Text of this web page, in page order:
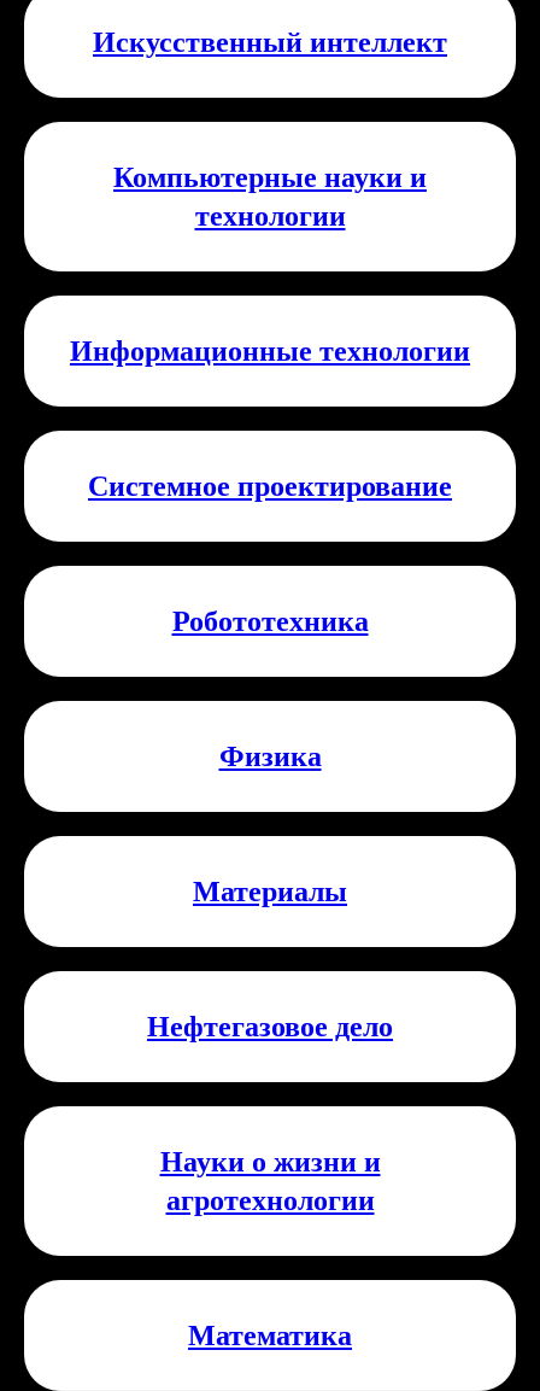
Искусственный интеллект
Компьютерные науки и
технологии
Информационные технологии
Системное проектирование
Робототехника
Физика
Материалы
Нефтегазовое дело
Науки о жизни и
агротехнологии
Математика